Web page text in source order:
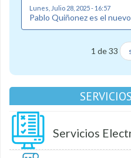
Lunes, Julio 28, 2025 - 16:57
Pablo Quiñonez es el
1 de 33
Servicios